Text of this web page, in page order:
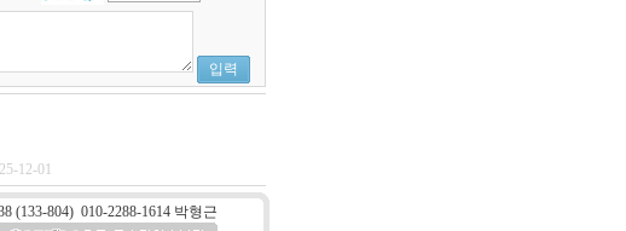
입력
12-01
(133-804) 010-2288-1614 박형근